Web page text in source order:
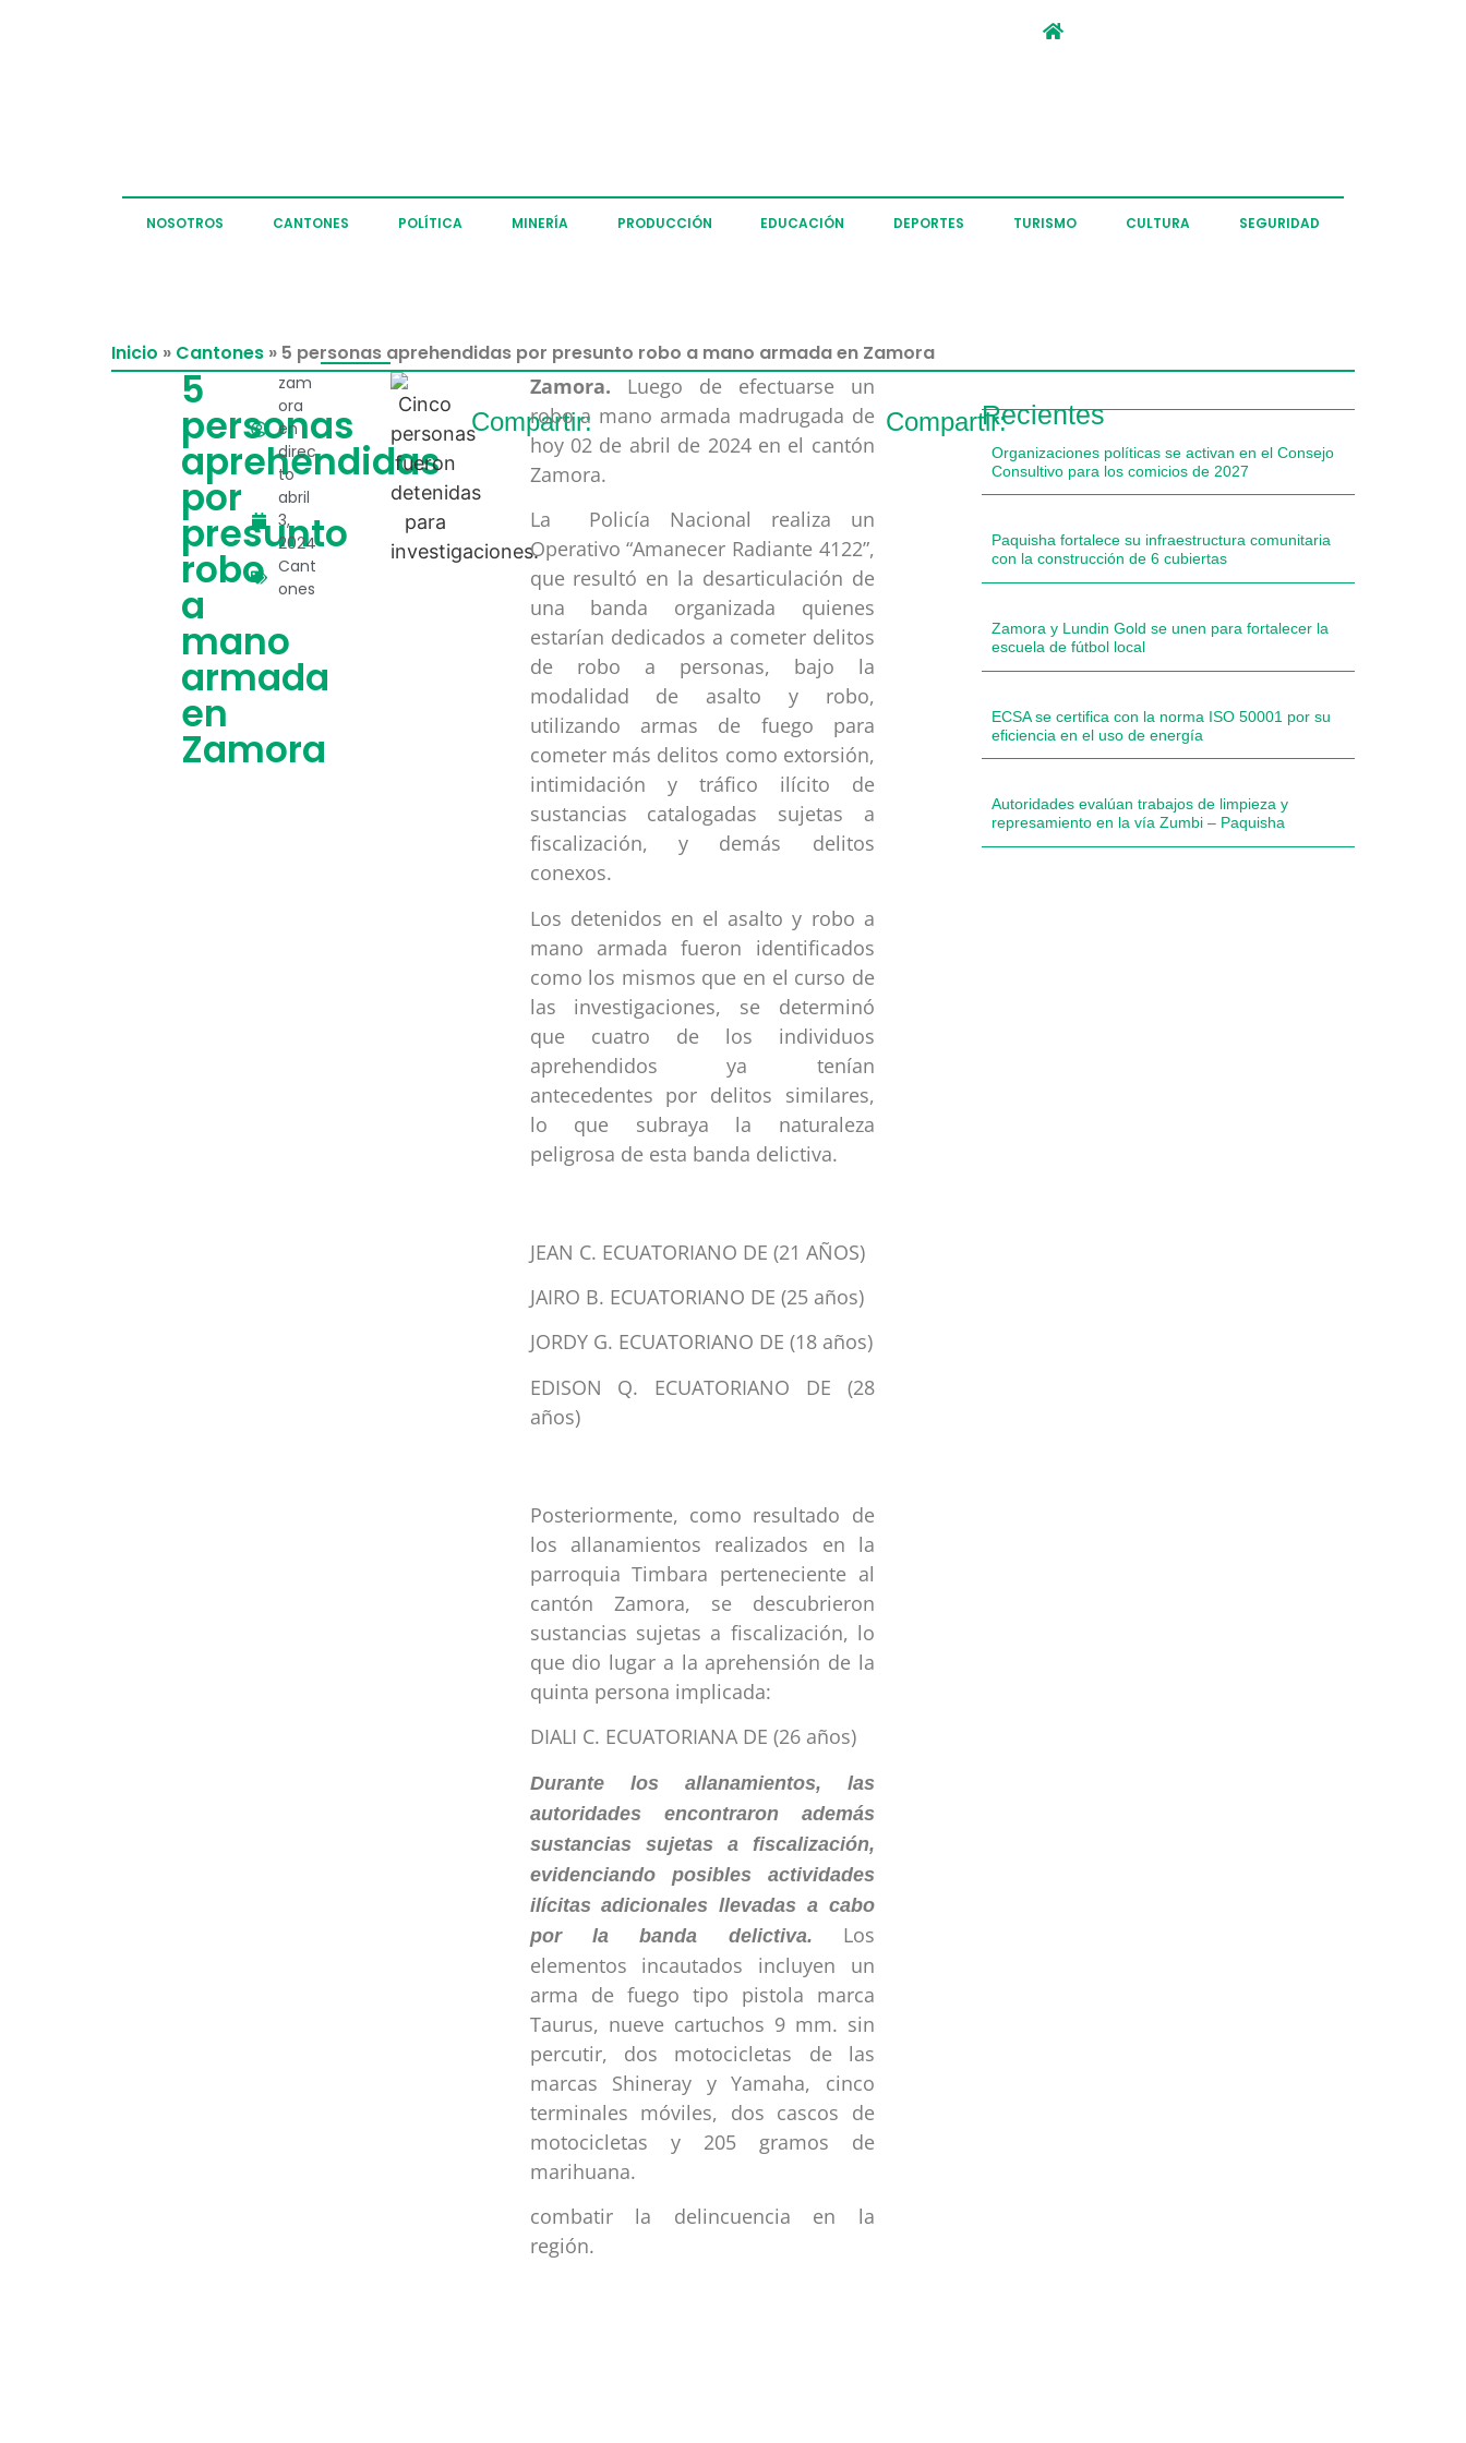
NOSOTROS CANTONES POLÍTICA MINERÍA PRODUCCIÓN EDUCACIÓN DEPORTES TURISMO CULTURA SEGURIDAD
Inicio » Cantones » 5 personas aprehendidas por presunto robo a mano armada en Zamora
5
personas
aprehendidas
por
presunto
robo
a
mano
armada
en
Zamora
zam
ora
en
direc
to
abril
3,
2024
Cant
ones
Compartir:
Zamora. Luego de efectuarse un
robo a mano armada madrugada de
hoy 02 de abril de 2024 en el cantón
Zamora.
La Policía Nacional realiza un
Operativo “Amanecer Radiante 4122”,
que resultó en la desarticulación de
una banda organizada quienes
estarían dedicados a cometer delitos
de robo a personas, bajo la
modalidad de asalto y robo,
utilizando armas de fuego para
cometer más delitos como extorsión,
intimidación y tráfico ilícito de
sustancias catalogadas sujetas a
fiscalización, y demás delitos
conexos.
Los detenidos en el asalto y robo a
mano armada fueron identificados
como los mismos que en el curso de
las investigaciones, se determinó
que cuatro de los individuos
aprehendidos ya tenían
antecedentes por delitos similares,
lo que subraya la naturaleza
peligrosa de esta banda delictiva.
JEAN C. ECUATORIANO DE (21 AÑOS)
JAIRO B. ECUATORIANO DE (25 años)
JORDY G. ECUATORIANO DE (18 años)
EDISON Q. ECUATORIANO DE (28
años)
Posteriormente, como resultado de
los allanamientos realizados en la
parroquia Timbara perteneciente al
cantón Zamora, se descubrieron
sustancias sujetas a fiscalización, lo
que dio lugar a la aprehensión de la
quinta persona implicada:
DIALI C. ECUATORIANA DE (26 años)
Durante los allanamientos, las
autoridades encontraron además
sustancias sujetas a fiscalización,
evidenciando posibles actividades
ilícitas adicionales llevadas a cabo
por la banda delictiva.
Los
elementos incautados incluyen un
arma de fuego tipo pistola marca
Taurus, nueve cartuchos 9 mm. sin
percutir, dos motocicletas de las
marcas Shineray y Yamaha, cinco
terminales móviles, dos cascos de
motocicletas y 205 gramos de
marihuana.
combatir la delincuencia en la
región.
Compartir:Recientes
Organizaciones políticas se activan en el Consejo
Consultivo para los comicios de 2027
Paquisha fortalece su infraestructura comunitaria
con la construcción de 6 cubiertas
Zamora y Lundin Gold se unen para fortalecer la
escuela de fútbol local
ECSA se certifica con la norma ISO 50001 por su
eficiencia en el uso de energía
Autoridades evalúan trabajos de limpieza y
represamiento en la vía Zumbi – Paquisha